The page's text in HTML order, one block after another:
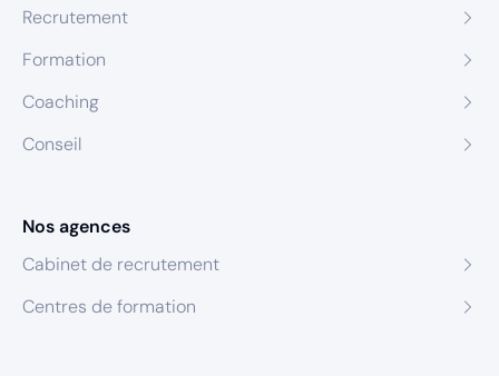
Recrutement
Formation
Coaching
Conseil
Nos agences
Cabinet de recrutement
Centres de formation